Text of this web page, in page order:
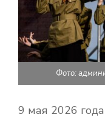
Н
Ю
Фото:
9 мая 2026